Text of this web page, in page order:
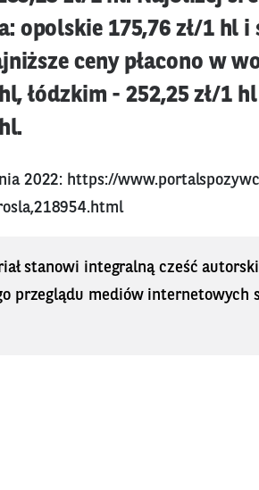
opolskie 175,76 zł/1 hl i
ceny płacono w
łódzkim - 252,25 zł/1
2022: https://
stanowi integralną cześć
przeglądu mediów internetowych